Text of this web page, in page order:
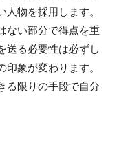
物を採用します。
ない部分で得点を重
送る必要性は必ずし
印象が変わります。
る限りの手段で自分